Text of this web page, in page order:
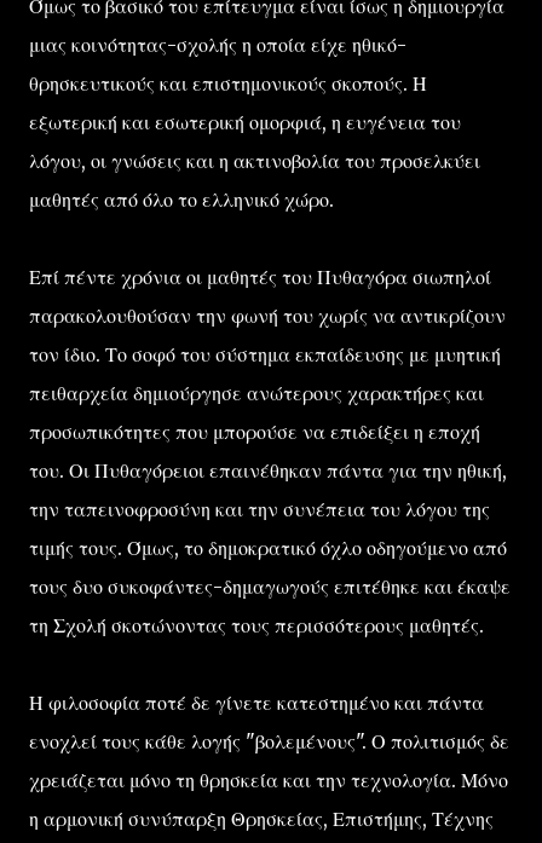
Όμως το βασικό του επίτευγμα είναι ίσως η δημιουργία
μιας κοινότητας-σχολής η οποία είχε ηθικό-
θρησκευτικούς και επιστημονικούς σκοπούς. Η
εξωτερική και εσωτερική ομορφιά, η ευγένεια του
λόγου, οι γνώσεις και η ακτινοβολία του προσελκύει
μαθητές από όλο το ελληνικό χώρο.
Επί πέντε χρόνια οι μαθητές του Πυθαγόρα σιωπηλοί
παρακολουθούσαν την φωνή του χωρίς να αντικρίζουν
τον ίδιο. Το σοφό του σύστημα εκπαίδευσης με μυητική
πειθαρχεία δημιούργησε ανώτερους χαρακτήρες και
προσωπικότητες που μπορούσε να επιδείξει η εποχή
του. Οι Πυθαγόρειοι επαινέθηκαν πάντα για την ηθική,
την ταπεινοφροσύνη και την συνέπεια του λόγου της
τιμής τους. Όμως, το δημοκρατικό όχλο οδηγούμενο από
τους δυο συκοφάντες-δημαγωγούς επιτέθηκε και έκαψε
τη Σχολή σκοτώνοντας τους περισσότερους μαθητές.
Η φιλοσοφία ποτέ δε γίνετε κατεστημένο και πάντα
ενοχλεί τους κάθε λογής "βολεμένους". Ο πολιτισμός δε
χρειάζεται μόνο τη θρησκεία και την τεχνολογία. Μόνο
η αρμονική συνύπαρξη Θρησκείας, Επιστήμης, Τέχνης